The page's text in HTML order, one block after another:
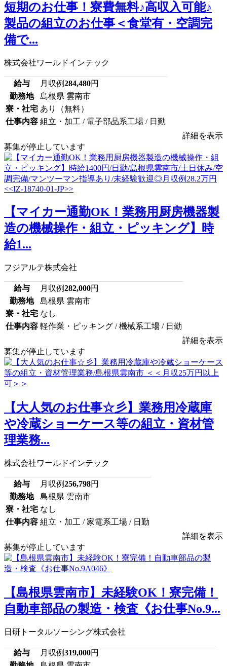
短期のお仕事！寮費無料♪高収入可能♪
製品の組立のお仕事＜食堂有・空調完
備で...
株式会社ワールドインテック
給与 月収例284,480円
勤務地
島根県 雲南市
寮・社宅 あり（無料）
仕事内容 組立・加工 / 電子部品系工場 / 日勤
詳細を表示
募集が停止しています
【マイカー通勤OK！業務用厨房機器製
造の機械操作・組立・ピッキング】時
給1...
フジアルテ株式会社
給与 月収例282,000円
勤務地
島根県 雲南市
寮・社宅 なし
仕事内容 軽作業・ピッキング / 機械系工場 / 日勤
詳細を表示
募集が停止しています
【大人気のお仕事☆彡】業務用冷蔵庫
や冷蔵ショーケース等の組立・資材管
理業務...
株式会社ワールドインテック
給与 月収例256,798円
勤務地
島根県 雲南市
寮・社宅 なし
仕事内容 組立・加工 / 家電系工場 / 日勤
詳細を表示
募集が停止しています
【島根県雲南市】未経験OK！寮完備！
自動車部品の製造・検査《お仕事No.9...
日研トータルソーシング株式会社
給与 月収例319,000円